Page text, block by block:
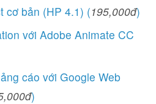
cơ bản (HP 4.1) (195,000đ)
với Adobe Animate CC
cáo với Google Web
)